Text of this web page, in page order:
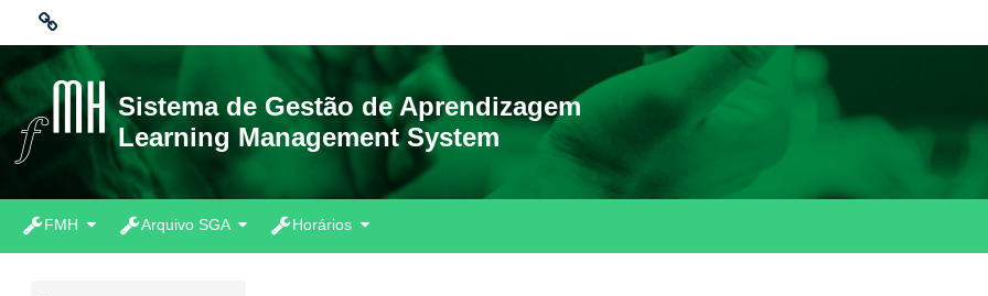
Ligações
Moodle community
Moodle.com
Sistema de Gestão de Aprendizagem
Learning Management System
FMH Arquivo SGA Horários